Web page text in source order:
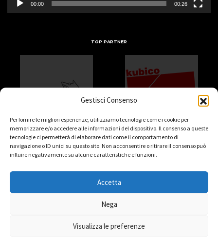
Gestisci Consenso
Per fornire le migliori esperienze, utilizziamo tecnologie come i cookie per
memorizzare e/o accedere alle informazioni del dispositivo. Il consenso a queste
tecnologie ci permetterà di elaborare dati come il comportamento di
navigazione o ID unici su questo sito. Non acconsentire o ritirare il consenso può
influire negativamente su alcune caratteristiche e funzioni.
Accetta
Nega
Visualizza le preferenze
00:00 00:26
TOP PARTNER